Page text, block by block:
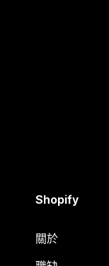
Shopify
關於